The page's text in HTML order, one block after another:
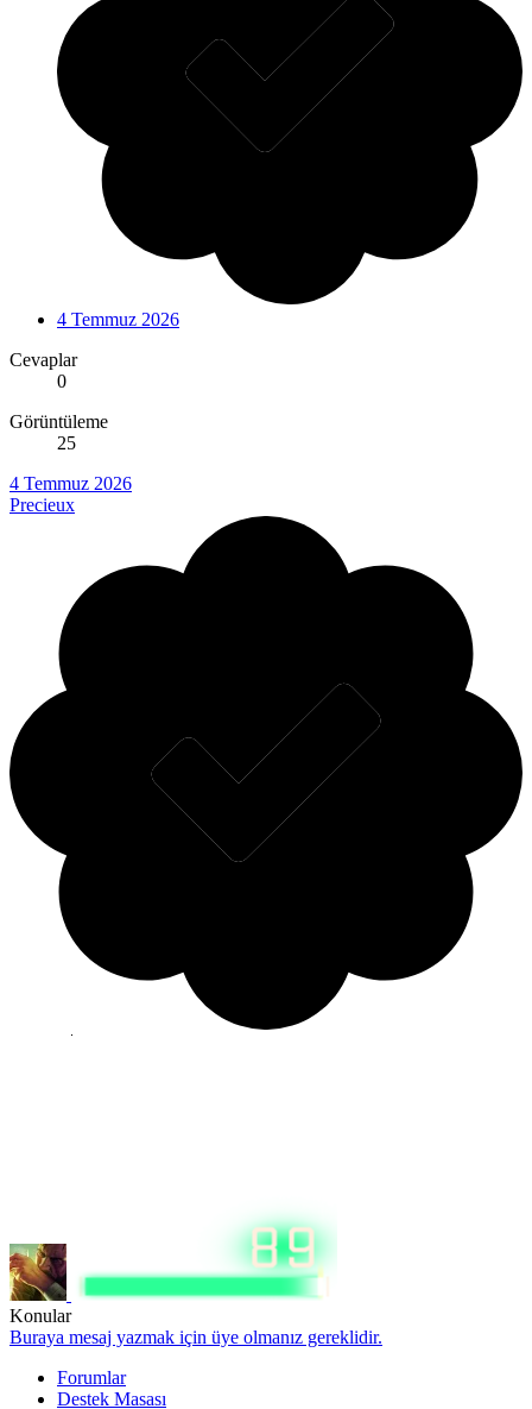
4 Temmuz 2026
Cevaplar
0
Görüntüleme
25
4 Temmuz 2026
Precieux
Konular
Buraya mesaj yazmak için üye olmanız gereklidir.
Forumlar
Destek Masası